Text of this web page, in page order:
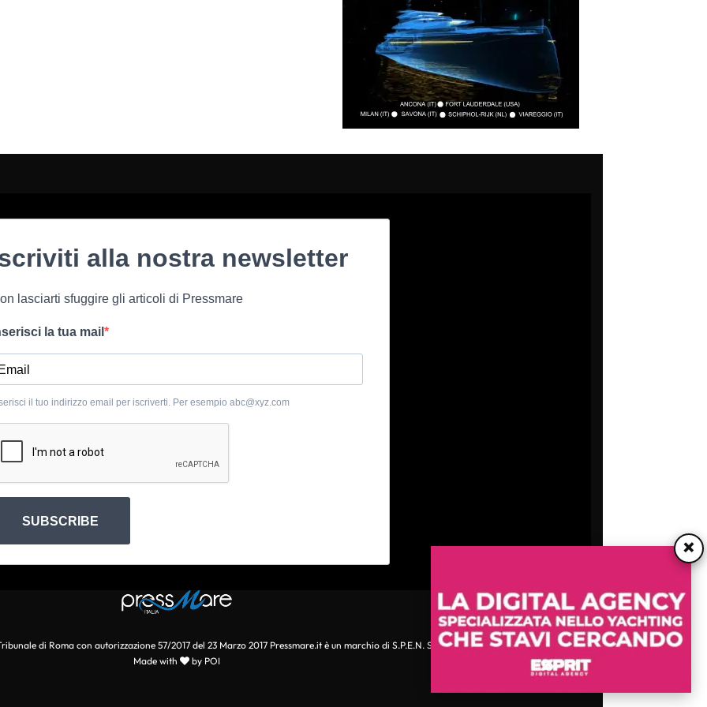
×
alla nostra newsletter
lasciarti sfuggire gli articoli di Pressmare
la tua mail
il tuo indirizzo email per iscriverti. Per esempio abc@xyz.com
SUBSCRIBE
di Roma con autorizzazione 57/2017 del 23 Marzo 2017 Pressmare.it è un marchio di S.P.E.N. Srl - P.IVA 06511641000
Made with
by POI